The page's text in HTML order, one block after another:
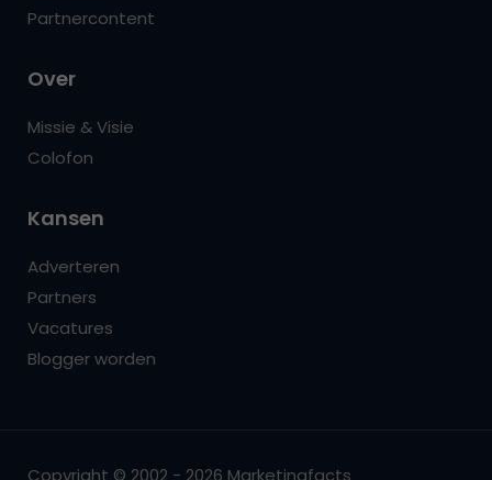
Partnercontent
Over
Missie & Visie
Colofon
Kansen
Adverteren
Partners
Vacatures
Blogger worden
Copyright © 2002 - 2026 Marketingfacts